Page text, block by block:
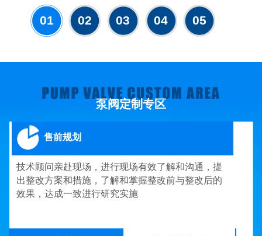
01 02 03 04 05
泵阀定制专区
售前规划
技术顾问亲赴现场，进行现场有效了解和沟通，提
出整改方案和措施，了解和掌握整改前与整改后的
效果，达成一致进行研究实施